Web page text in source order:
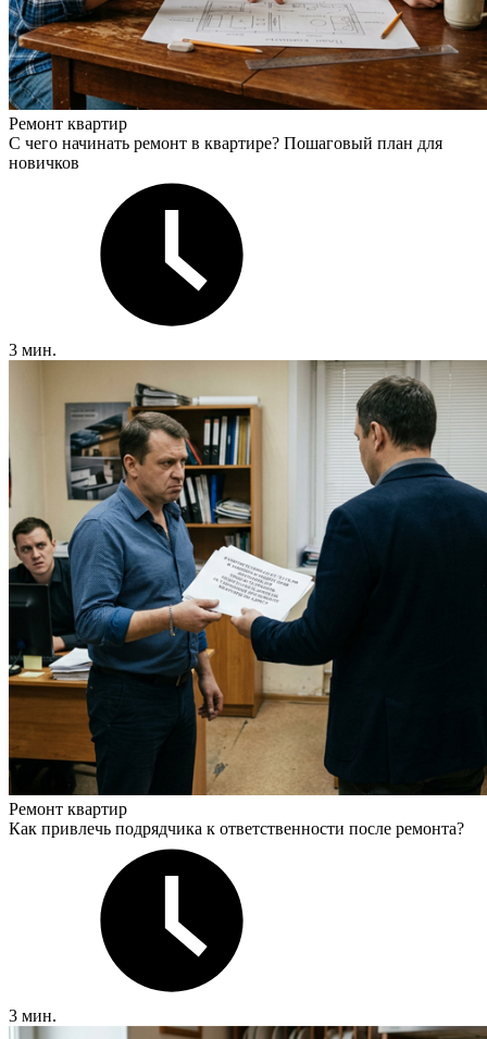
Ремонт квартир
С чего начинать ремонт в квартире? Пошаговый план для
новичков
3 мин.
Ремонт квартир
Как привлечь подрядчика к ответственности после ремонта?
3 мин.